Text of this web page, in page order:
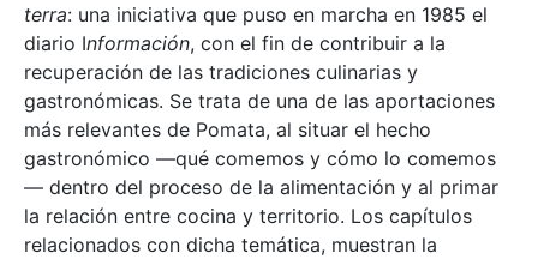
terra: una iniciativa que puso en marcha en 1985 el
diario Información, con el fin de contribuir a la
recuperación de las tradiciones culinarias y
gastronómicas. Se trata de una de las aportaciones
más relevantes de Pomata, al situar el hecho
gastronómico —qué comemos y cómo lo comemos
— dentro del proceso de la alimentación y al primar
la relación entre cocina y territorio. Los capítulos
relacionados con dicha temática, muestran la